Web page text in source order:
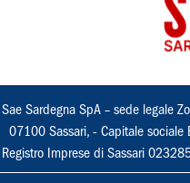
Sae Sardegna SpA – sede legale
07100 Sassari, - Capitale sociale
Registro Imprese di Sassari